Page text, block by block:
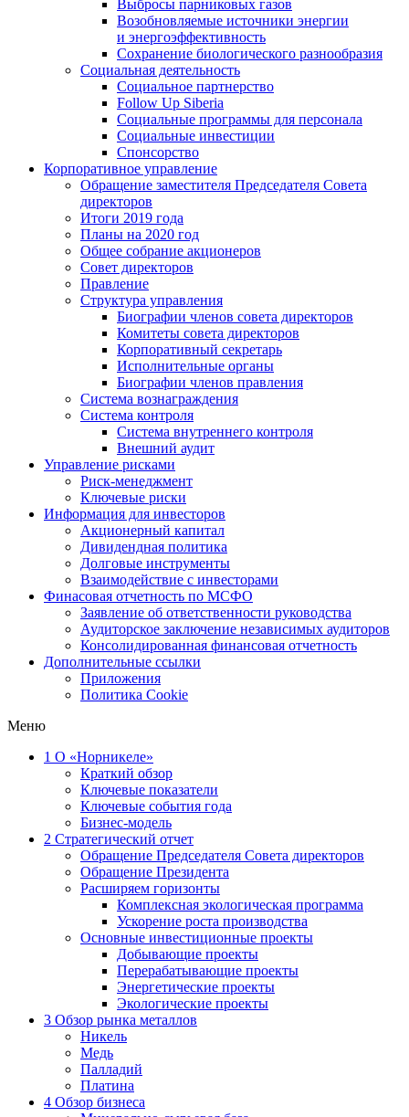
Выбросы парниковых газов
Возобновляемые источники энергии
и энергоэффективность
Сохранение биологического разнообразия
Социальная деятельность
Социальное партнерство
Follow Up Siberia
Социальные программы для персонала
Социальные инвестиции
Спонсорство
Корпоративное управление
Обращение заместителя Председателя Совета
директоров
Итоги 2019 года
Планы на 2020 год
Общее собрание акционеров
Совет директоров
Правление
Структура управления
Биографии членов совета директоров
Комитеты совета директоров
Корпоративный секретарь
Исполнительные органы
Биографии членов правления
Система вознаграждения
Система контроля
Система внутреннего контроля
Внешний аудит
Управление рисками
Риск-менеджмент
Ключевые риски
Информация для инвесторов
Акционерный капитал
Дивидендная политика
Долговые инструменты
Взаимодействие с инвеcторами
Финасовая отчетность по МСФО
Заявление об ответственности руководства
Аудиторское заключение независимых аудиторов
Консолидированная финансовая отчетность
Дополнительные ссылки
Приложения
Политика Cookie
Меню
1 О «Норникеле»
Краткий обзор
Ключевые показатели
Ключевые события года
Бизнес-модель
2 Стратегический отчет
Обращение Председателя Совета директоров
Обращение Президента
Расширяем горизонты
Комплексная экологическая программа
Ускорение роста производства
Основные инвестиционные проекты
Добывающие проекты
Перерабатывающие проекты
Энергетические проекты
Экологические проекты
3 Обзор рынка металлов
Никель
Медь
Палладий
Платина
4 Обзор бизнеса